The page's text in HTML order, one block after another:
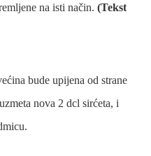
na isti način. (Tekst
bude upijena od strane
nova 2 dcl sirćeta, i